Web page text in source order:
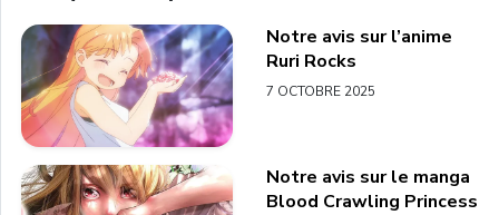
Notre avis sur l’anime
Ruri Rocks
7 OCTOBRE 2025
Notre avis sur le manga
Blood Crawling Princess